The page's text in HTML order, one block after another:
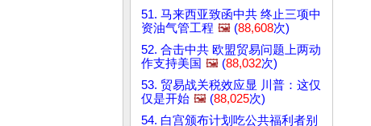
51. 马来西亚致函中共 终止三项中
资油气管工程 🖼️ (88,608次)
52. 合击中共 欧盟贸易问题上两动
作支持美国 🖼️ (88,032次)
53. 贸易战关税效应显 川普：这仅
仅是开始 🖼️ (88,025次)
54. 白宫颁布计划吃公共福利者别